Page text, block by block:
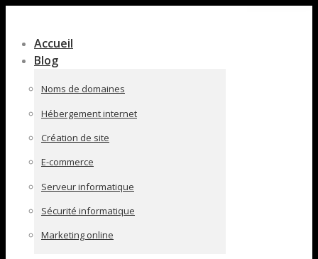
pleine
largeur
Accueil
Blog
Noms de domaines
Hébergement internet
Création de site
E-commerce
Serveur informatique
Sécurité informatique
Marketing online